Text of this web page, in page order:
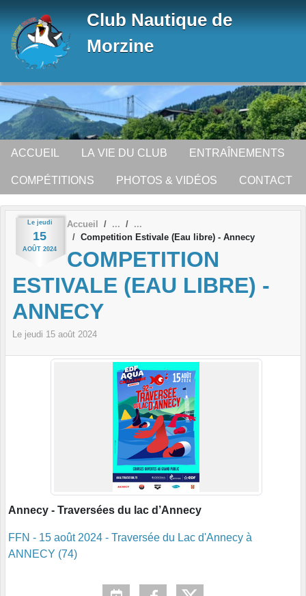
Club Nautique de
Morzine
ACCUEIL LA VIE DU CLUB ENTRAÎNEMENTS
COMPÉTITIONS PHOTOS & VIDÉOS CONTACT
Le jeudi
15
AOÛT 2024
Accueil
Competition Estivale (Eau libre) - Annecy
COMPETITION
ESTIVALE (EAU LIBRE) -
ANNECY
Le jeudi 15 août 2024
Annecy - Traversées du lac d’Annecy
FFN - 15 août 2024 - Traversée du Lac d'Annecy à
ANNECY (74)